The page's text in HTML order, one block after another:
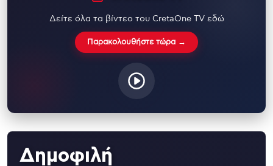
Δείτε όλα τα βίντεο του CretaOne TV εδώ
Παρακολουθήστε τώρα →
Δημοφιλή